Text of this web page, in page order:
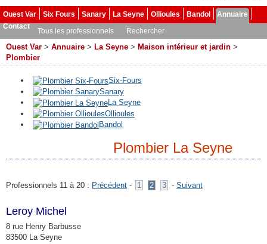
Ouest Var Six Fours Sanary La Seyne Ollioules Bandol
Annuaire
Contact
Tous les professionnels Rechercher
Ouest Var > Annuaire > La Seyne > Maison intérieur et jardin >
Plombier
Six-Fours
Sanary
La Seyne
Ollioules
Bandol
Plombier La Seyne
Professionnels 11 à 20 : Précédent - 1 2 3 - Suivant
Leroy Michel
8 rue Henry Barbusse
83500 La Seyne